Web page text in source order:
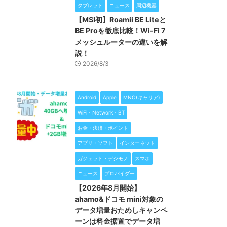
タブレット ニュース 周辺機器
【MSI初】Roamii BE Liteと
BE Proを徹底比較！Wi-Fi 7
メッシュルーターの違いを解
説！
2026/8/3
Android Apple MNO(キャリア)
WiFi・Network・BT
お金・決済・ポイント
アプリ・ソフト インターネット
ガジェット・デジモノ スマホ
ニュース プロバイダー
【2026年8月開始】
ahamo&ドコモ mini対象の
データ増量おためしキャンペ
ーンは料金据置でデータ増